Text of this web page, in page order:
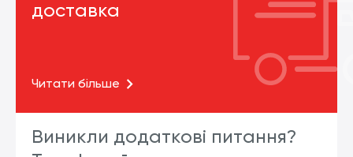
доставка
Читати більше
Виникли додаткові питання?